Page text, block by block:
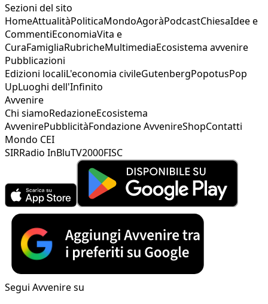
Sezioni del sito
HomeAttualitàPoliticaMondoAgoràPodcastChiesaIdee e
CommentiEconomiaVita e
CuraFamigliaRubricheMultimediaEcosistema avvenire
Pubblicazioni
Edizioni localiL'economia civileGutenbergPopotusPop
UpLuoghi dell'Infinito
Avvenire
Chi siamoRedazioneEcosistema
AvvenirePubblicitàFondazione AvvenireShopContatti
Mondo CEI
SIRRadio InBluTV2000FISC
Segui Avvenire su